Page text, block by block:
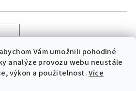
Vám umožnili pohodlné
analýze provozu webu neustále
výkon a použitelnost.Více